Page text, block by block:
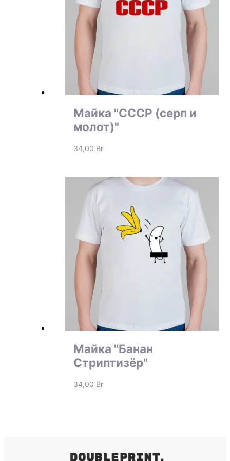
Майка "СССР (серп и
молот)"
34,00 Br
Майка "Банан
Стриптизёр"
34,00 Br